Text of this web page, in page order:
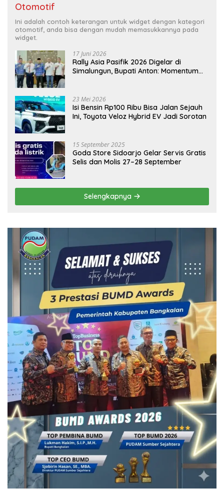
Otomotif
Ini adalah contoh keterangan untuk widget dengan kategori
otomotif, anda bisa dengan mudah memasukkannya pada
widget.
17 Juni 2026
Rally Asia Pasifik 2026 Digelar di
Simalungun, Bupati Anton: Momentum
23 Mei 2026
Isi Bensin Rp100 Ribu Bisa Jalan Sejauh
Ini, Toyota Veloz Hybrid EV Jadi Sorotan
15 September 2025
Goda Store Sidoarjo Gelar Servis Gratis
Selis dan Molis 27–28 September
Selengkapnya